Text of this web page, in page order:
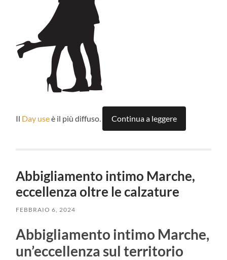
Il Day useè il più diffuso. Continua a leggere
Abbigliamento intimo Marche,
eccellenza oltre le calzature
FEBBRAIO 6, 2024
Abbigliamento intimo Marche,
un’eccellenza sul territorio